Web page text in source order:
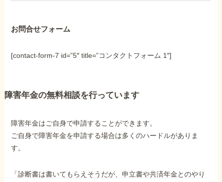
他社と何が違うの？
当事務所に
依頼する
お問合せフォーム
[contact-form-7 id=”5″ title=”コンタクトフォーム 1″]
障害年金の無料相談を行っています
障害年金はご自身で申請することができます。
ご自身で障害年金を申請する場合は多くのハードルがありま
す。
「診断書は書いてもらえそうだが、申立書や共済年金とのやり